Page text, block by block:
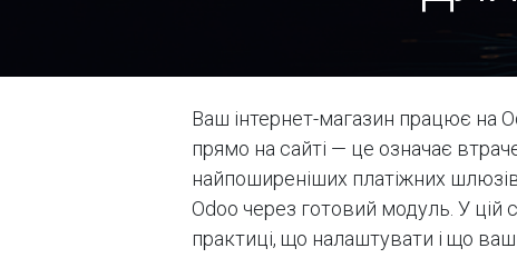
Ваш інтернет-магазин працює на
прямо на сайті — це означає
найпоширеніших платіжних
Odoo через готовий модуль. У цій
практиці, що налаштувати і що